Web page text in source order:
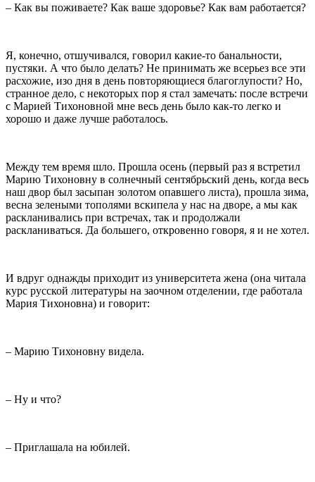
– Как вы поживаете? Как ваше здоровье? Как вам работается?
Я, конечно, отшучивался, говорил какие-то банальности,
пустяки. А что было делать? Не принимать же всерьез все эти
расхожие, изо дня в день повторяющиеся благоглупости? Но,
странное дело, с некоторых пор я стал замечать: после встречи
с Марией Тихоновной мне весь день было как-то легко и
хорошо и даже лучше работалось.
Между тем время шло. Прошла осень (первый раз я встретил
Марию Тихоновну в солнечный сентябрьский день, когда весь
наш двор был засыпан золотом опавшего листа), прошла зима,
весна зелеными тополями вскипела у нас на дворе, а мы как
раскланивались при встречах, так и продолжали
раскланиваться. Да большего, откровенно говоря, я и не хотел.
И вдруг однажды приходит из университета жена (она читала
курс русской литературы на заочном отделении, где работала
Мария Тихоновна) и говорит:
– Марию Тихоновну видела.
– Ну и что?
– Приглашала на юбилей.